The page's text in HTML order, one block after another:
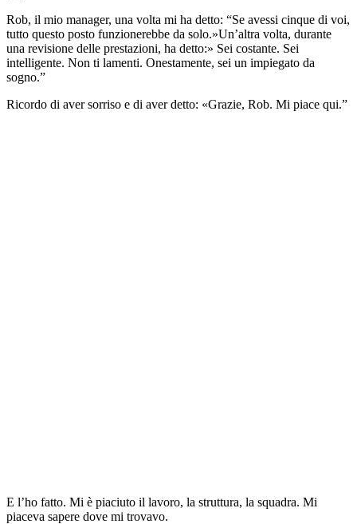
Rob, il mio manager, una volta mi ha detto: “Se avessi cinque di voi,
tutto questo posto funzionerebbe da solo.»Un’altra volta, durante
una revisione delle prestazioni, ha detto:» Sei costante. Sei
intelligente. Non ti lamenti. Onestamente, sei un impiegato da
sogno.”
Ricordo di aver sorriso e di aver detto: «Grazie, Rob. Mi piace qui.”
E l’ho fatto. Mi è piaciuto il lavoro, la struttura, la squadra. Mi
piaceva sapere dove mi trovavo.